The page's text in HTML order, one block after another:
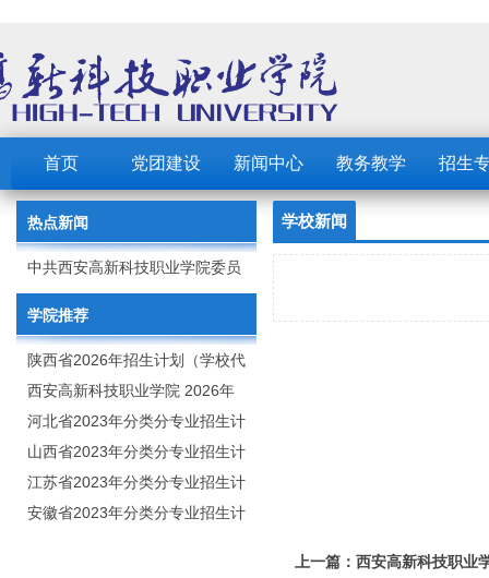
首页 党团建设 新闻中心 教务教学 招生
热点新闻
中共西安高新科技职业学院委员
会 2023年党建工作要点
学院推荐
陕西省2026年招生计划（学校代
码：8103）
西安高新科技职业学院 2026年
招生章程
河北省2023年分类分专业招生计
划（院校代号：1889）
山西省2023年分类分专业招生计
划（院校代号：5560）
江苏省2023年分类分专业招生计
划（院校代号：8931）
安徽省2023年分类分专业招生计
学校新闻
上一篇：西安高新科技职